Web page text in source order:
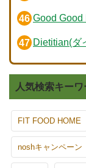
Good Good
Dietitian(ダ
人気検索キーワ
FIT FOOD HOME
noshキャンペーン